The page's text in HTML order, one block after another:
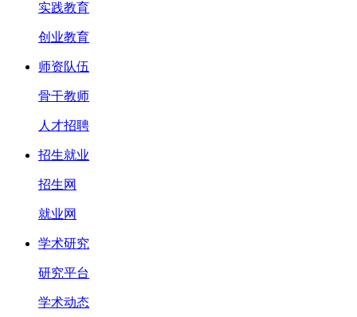
实践教育
创业教育
师资队伍
骨干教师
人才招聘
招生就业
招生网
就业网
学术研究
研究平台
学术动态